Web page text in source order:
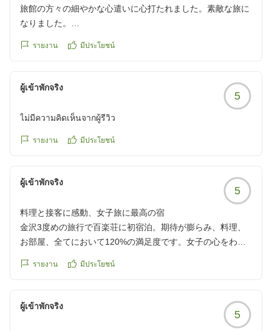
旅館の方々の細やかな心遣いに心打たれました。素敵な旅に
なりました。
https://review.travel.rakuten.co.jp/hotel/voice/153452?
รายงาน มีประโยชน์
ผู้เข้าพักจริง
5
ไม่มีความคิดเห็นจากผู้รีวิว
รายงาน มีประโยชน์
ผู้เข้าพักจริง
5
料理と接客に感動、女子旅に最高の宿
金沢3度めの旅行で百楽荘に初宿泊。期待が膨らみ、料理、
お部屋、全てにおいて120%の満足度です。女子の心をわし
食材、お料理の繊細さに加え、毎食サプライズの趣向に感激!
も気持ちよくて、より一層心
地好いものにしてもらえました。
รายงาน มีประโยชน์
ผู้เข้าพักจริง
5